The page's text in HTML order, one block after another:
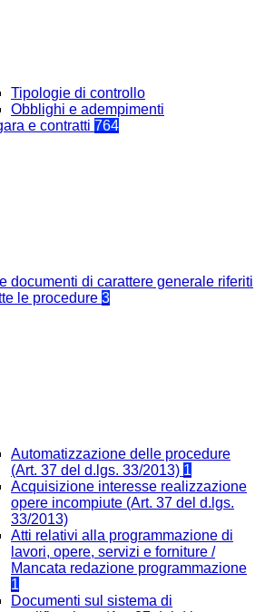
Tipologie di controllo
Obblighi e adempimenti
e contratti 764
documenti di carattere generale riferiti
le procedure 3
Automatizzazione delle procedure
(Art. 37 del d.lgs. 33/2013) 1
Acquisizione interesse realizzazione
opere incompiute (Art. 37 del d.lgs.
33/2013)
Atti relativi alla programmazione di
lavori, opere, servizi e forniture /
Mancata redazione programmazione
1
Documenti sul sistema di